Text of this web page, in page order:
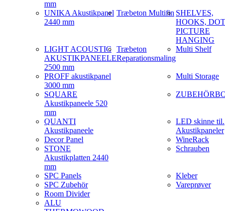
mm
UNIKA Akustikpanel
2440 mm
LIGHT ACOUSTIC
AKUSTIKPANEELE
2500 mm
PROFF akustikpanel
3000 mm
SQUARE
Akustikpaneele 520
mm
QUANTI
Akustikpaneele
Decor Panel
STONE
Akustikplatten 2440
mm
SPC Panels
SPC Zubehör
Room Divider
ALU
Træbeton Multifin
Træbeton
Reparationsmaling
SHELVES,
HOOKS,
PICTURE
HANGING
Multi Shelf
Multi Storage
LED skinne til.
Akustikpaneler
WineRack
Schrauben
Kleber
Vareprøver